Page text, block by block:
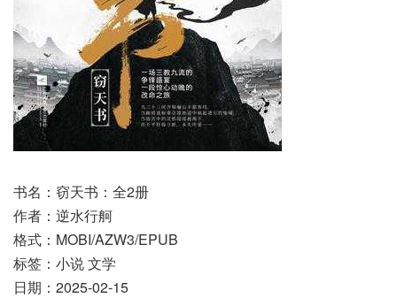
书名：窃天书：全2册
作者：逆水行舸
格式：MOBI/AZW3/EPUB
标签：小说 文学
日期：2025-02-15